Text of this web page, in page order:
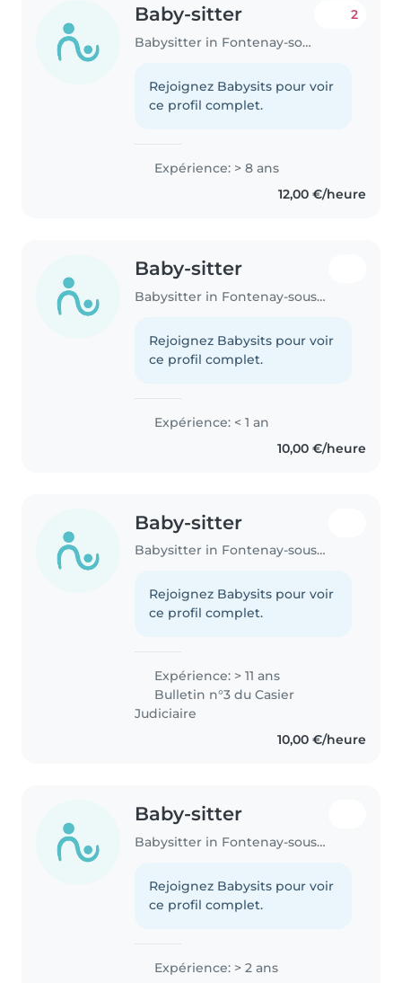
Baby-sitter
Babysitter in Fontenay-sous-Bois
2
Rejoignez Babysits pour voir
ce profil complet.
Expérience: > 8 ans
12,00 €/heure
Baby-sitter
Babysitter in Fontenay-sous-Bois
Rejoignez Babysits pour voir
ce profil complet.
Expérience: < 1 an
10,00 €/heure
Baby-sitter
Babysitter in Fontenay-sous-Bois
Rejoignez Babysits pour voir
ce profil complet.
Expérience: > 11 ans
Bulletin n°3 du Casier
Judiciaire
10,00 €/heure
Baby-sitter
Babysitter in Fontenay-sous-Bois
Rejoignez Babysits pour voir
ce profil complet.
Expérience: > 2 ans